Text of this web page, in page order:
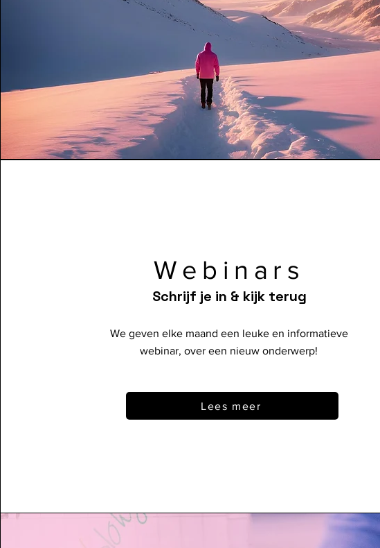
Webinars
Schrijf je in & kijk terug
We geven elke maand een leuke en informatieve
webinar, over een nieuw onderwerp!
Lees meer